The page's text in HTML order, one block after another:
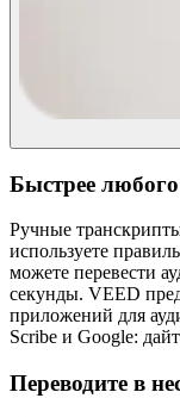
Быстрее
Ручные
используете
можете перевести
секунды. VEED
приложений для
Scribe и Google:
Переводите в